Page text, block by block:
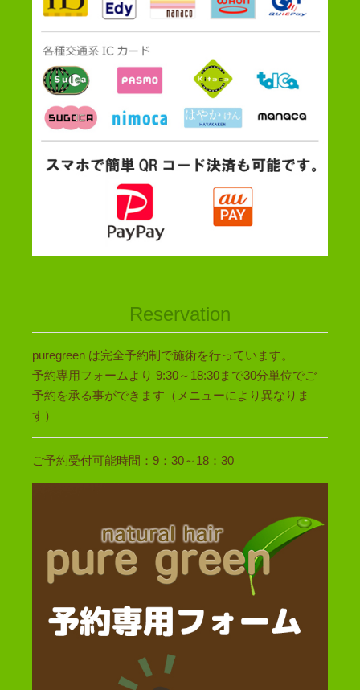
Reservation
puregreen は完全予約制で施術を行っています。
予約専用フォームより 9:30～18:30まで30分単位でご
予約を承る事ができます（メニューにより異なりま
す）
ご予約受付可能時間：9：30～18：30